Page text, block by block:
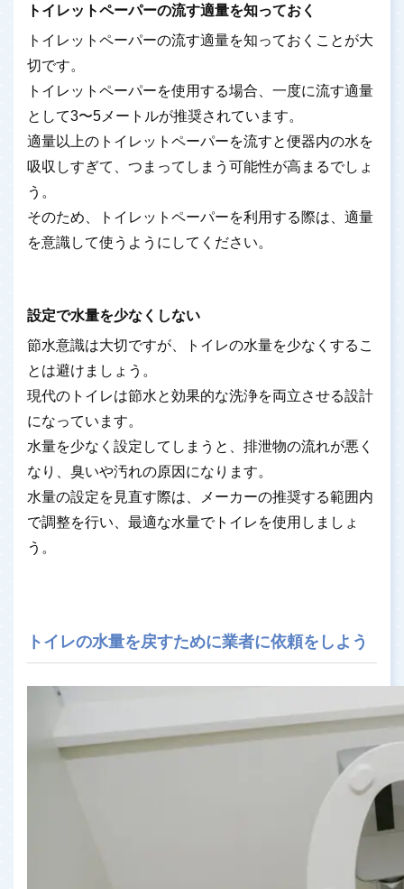
トイレットペーパーの流す適量を知っておく
トイレットペーパーの流す適量を知っておくことが大
切です。
トイレットペーパーを使用する場合、一度に流す適量
として3〜5メートルが推奨されています。
適量以上のトイレットペーパーを流すと便器内の水を
吸収しすぎて、つまってしまう可能性が高まるでしょ
う。
そのため、トイレットペーパーを利用する際は、適量
を意識して使うようにしてください。
設定で水量を少なくしない
節水意識は大切ですが、トイレの水量を少なくするこ
とは避けましょう。
現代のトイレは節水と効果的な洗浄を両立させる設計
になっています。
水量を少なく設定してしまうと、排泄物の流れが悪く
なり、臭いや汚れの原因になります。
水量の設定を見直す際は、メーカーの推奨する範囲内
で調整を行い、最適な水量でトイレを使用しましょ
う。
トイレの水量を戻すために業者に依頼をしよう